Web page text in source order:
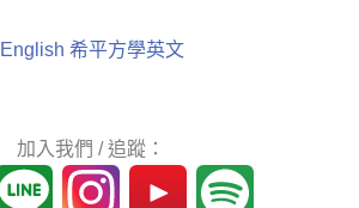
希平方學英文
加入我們 / 追蹤：